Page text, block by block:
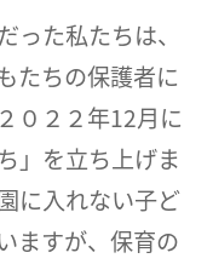
った私たちは、
たちの保護者に
０２２年12月に
」を立ち上げま
に入れない子ど
ますが、保育の